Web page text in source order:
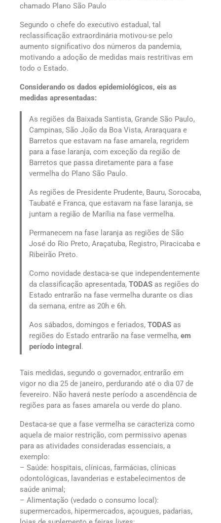
chamado Plano São Paulo
Segundo o chefe do executivo estadual, tal
reclassificação extraordinária motivou-se pelo
aumento significativo dos números da pandemia,
motivando a adoção de medidas mais restritivas em
todo o Estado.
Considerando os dados epidemiológicos, eis as
medidas apresentadas:
As regiões da Baixada Santista, Grande São Paulo,
Campinas, São João da Boa Vista, Araraquara e
Barretos que estavam na fase amarela, regridem
para a fase laranja, com exceção da região de
Barretos que passa diretamente para a fase
vermelha do Plano São Paulo.
As regiões de Presidente Prudente, Bauru, Sorocaba,
Taubaté e Franca, que estavam na fase laranja, se
juntam a região de Marília na fase vermelha.
Permanecem na fase laranja as regiões de São
José do Rio Preto, Araçatuba, Registro, Piracicaba e
Ribeirão Preto.
Como novidade destaca-se que independentemente
da classificação apresentada, TODASas regiões do
Estado entrarão na fase vermelha durante os dias
da semana, entre as 20h e 6h.
Aos sábados, domingos e feriados, TODASas
regiões do Estado entrarão na fase vermelha, em
período integral .
Tais medidas, segundo o governador, entrarão em
vigor no dia 25 de janeiro, perdurando até o dia 07 de
fevereiro. Não haverá neste período a ascendência de
regiões para as fases amarela ou verde do plano.
Destaca-se que a fase vermelha se caracteriza como
aquela de maior restrição, com permissivo apenas
para as atividades consideradas essenciais, a
exemplo:
– Saúde: hospitais, clínicas, farmácias, clínicas
odontológicas, lavanderias e estabelecimentos de
saúde animal;
– Alimentação (vedado o consumo local):
supermercados, hipermercados, açougues, padarias,